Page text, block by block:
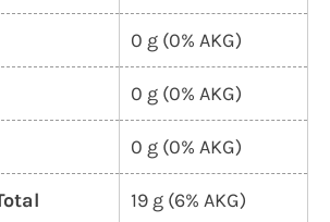
0 g (0% AKG)
0 g (0% AKG)
0 g (0% AKG)
19 g (6% AKG)